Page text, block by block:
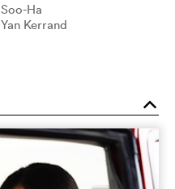
Soo-Ha
Yan Kerrand
o